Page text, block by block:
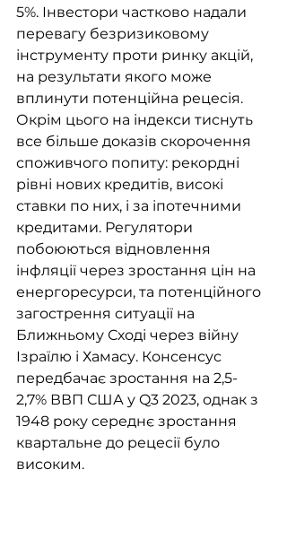
5%. Інвестори частково надали
перевагу безризиковому
інструменту проти ринку акцій,
на результати якого може
вплинути потенційна рецесія.
Окрім цього на індекси тиснуть
все більше доказів скорочення
споживчого попиту: рекордні
рівні нових кредитів, високі
ставки по них, і за іпотечними
кредитами. Регулятори
побоюються відновлення
інфляції через зростання цін на
енергоресурси, та потенційного
загострення ситуації на
Ближньому Сході через війну
Ізраїлю і Хамасу. Консенсус
передбачає зростання на 2,5-
2,7% ВВП США у Q3 2023, однак з
1948 року середнє зростання
квартальне до рецесії було
високим.